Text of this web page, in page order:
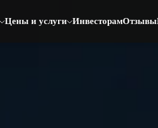
Цены и услуги ИнвесторамОтзывы